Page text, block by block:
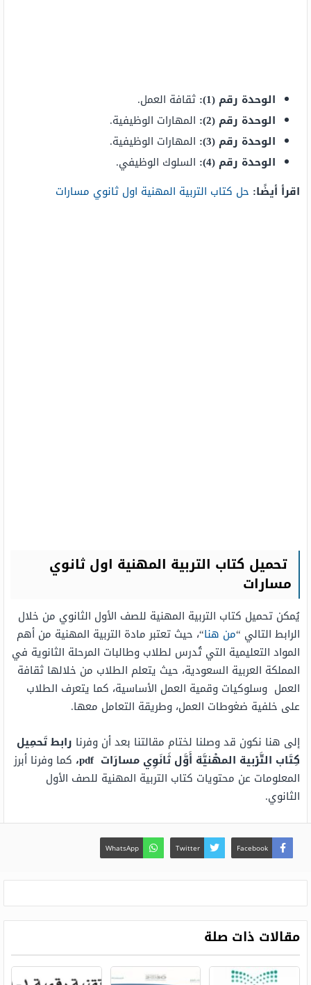
الوحدة رقم (1):
ثقافة العمل.
الوحدة رقم (2):
المهارات الوظيفية.
الوحدة رقم (3):
المهارات الوظيفية.
الوحدة رقم (4):
السلوك الوظيفي.
اقرأ أيضًا: حل كتاب التربية المهنية اول ثانوي مسارات
تحميل كتاب التربية المهنية اول ثانوي
مسارات
يُمكن تحميل كتاب التربية المهنية للصف الأول الثانوي من خلال
الرابط التالي “من هنا“، حيث تعتبر مادة التربية المهنية من أهم
المواد التعليمية التي تُدرس لطلاب وطالبات المرحلة الثانوية في
المملكة العربية السعودية، حيث يتعلم الطلاب من خلالها ثقافة
العمل وسلوكيات وقمية العمل الأساسية، كما يتعرف الطلاب
على خلفية ضغوطات العمل، وطريقة التعامل معها.
إلى هنا نكون قد وصلنا لختام مقالتنا بعد أن وفرنا رابط تَحمِيل
كِتَاب التَّرْبية المهْنيَّة أَوَّل ثَانَوِي مسارَات pdf،
كما وفرنا أبرز
المعلومات عن محتويات كتاب التربية المهنية للصف الأول
الثانوي.
Facebook
Twitter
WhatsApp
مقالات ذات صلة